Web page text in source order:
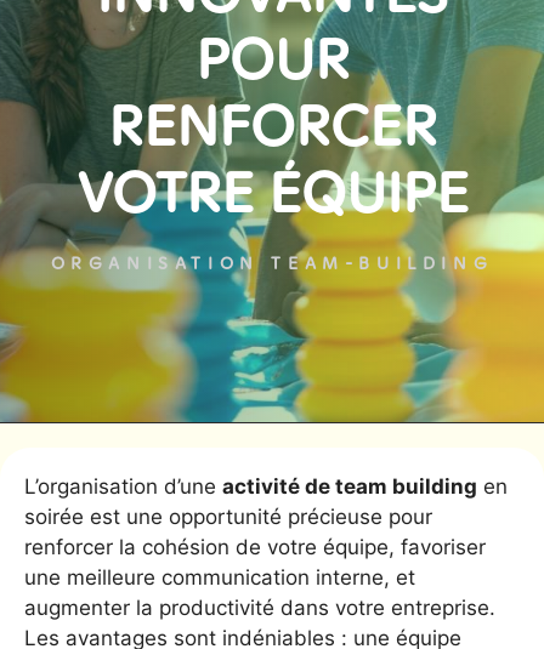
POUR
RENFORCER
VOTRE ÉQUIPE
ORGANISATION TEAM-BUILDING
L’organisation d’une activité de team building en
soirée est une opportunité précieuse pour
renforcer la cohésion de votre équipe, favoriser
une meilleure communication interne, et
augmenter la productivité dans votre entreprise.
Les avantages sont indéniables : une équipe